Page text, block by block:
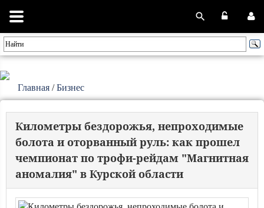
Главная /Бизнес
Километры бездорожья, непроходимые
болота и оторванный руль: как прошел
чемпионат по трофи-рейдам "Магнитная
аномалия" в Курской области